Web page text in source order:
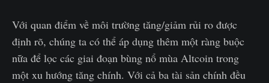
Với quan điểm về môi trường tăng/giảm rủi ro được
định rõ, chúng ta có thể áp dụng thêm một ràng buộc
nữa để lọc các giai đoạn bùng nổ mùa Altcoin trong
một xu hướng tăng chính. Với cả ba tài sản chính đều